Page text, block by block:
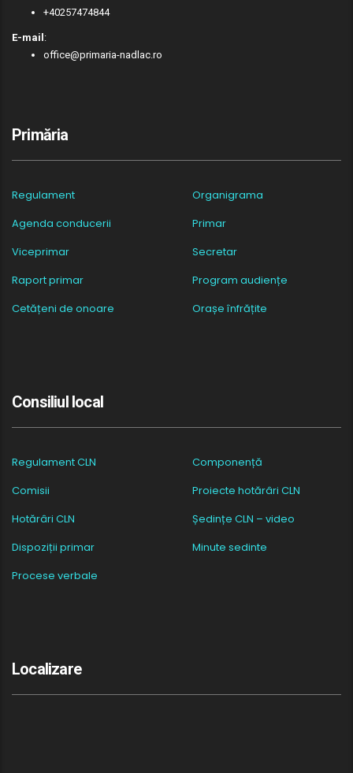
+40257474844
E-mail :
office@primaria-nadlac.ro
Primăria
Regulament
Organigrama
Agenda conducerii
Primar
Viceprimar
Secretar
Raport primar
Program audiențe
Cetățeni de onoare
Orașe înfrățite
Consiliul local
Regulament CLN
Componență
Comisii
Proiecte hotărâri CLN
Hotărâri CLN
Ședințe CLN – video
Dispoziții primar
Minute sedinte
Procese verbale
Localizare